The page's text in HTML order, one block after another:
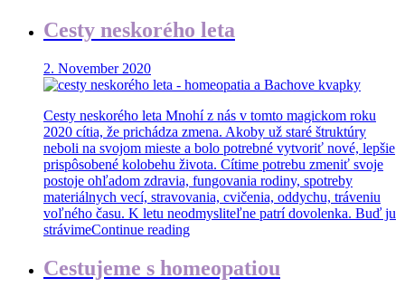
Cesty neskorého leta
2. November 2020
Cesty neskorého leta Mnohí z nás v tomto magickom roku
2020 cítia, že prichádza zmena. Akoby už staré štruktúry
neboli na svojom mieste a bolo potrebné vytvoriť nové, lepšie
prispôsobené kolobehu života. Cítime potrebu zmeniť svoje
postoje ohľadom zdravia, fungovania rodiny, spotreby
materiálnych vecí, stravovania, cvičenia, oddychu, tráveniu
voľného času. K letu neodmysliteľne patrí dovolenka. Buď ju
strávimeContinue reading
Cestujeme s homeopatiou